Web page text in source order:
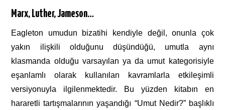
Marx, Luther, Jameson…
Eagleton umudun bizatihi kendiyle değil, onunla çok
yakın ilişkili olduğunu düşündüğü, umutla aynı
klasmanda olduğu varsayılan ya da umut kategorisiyle
eşanlamlı olarak kullanılan kavramlarla etkileşimli
versiyonuyla ilgilenmektedir. Bu yüzden kitabın en
hararetli tartışmalarının yaşandığı “Umut Nedir?” başlıklı